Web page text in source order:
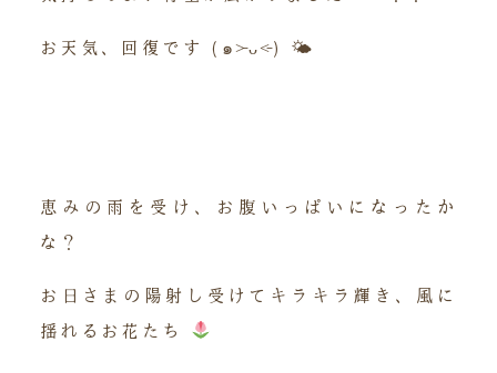
お天気、回復です (๑˃̵ᴗ˂̵) 🌤
恵みの雨を受け、お腹いっぱいになったか
な？
お日さまの陽射し受けてキラキラ輝き、風に
揺れるお花たち